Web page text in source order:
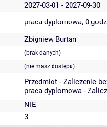
2027-03-01 - 2027-09-30
praca dyplomowa, 0
Zbigniew Burtan
(brak danych)
(nie masz dostępu)
Przedmiot - Zaliczenie
praca dyplomowa -
NIE
3